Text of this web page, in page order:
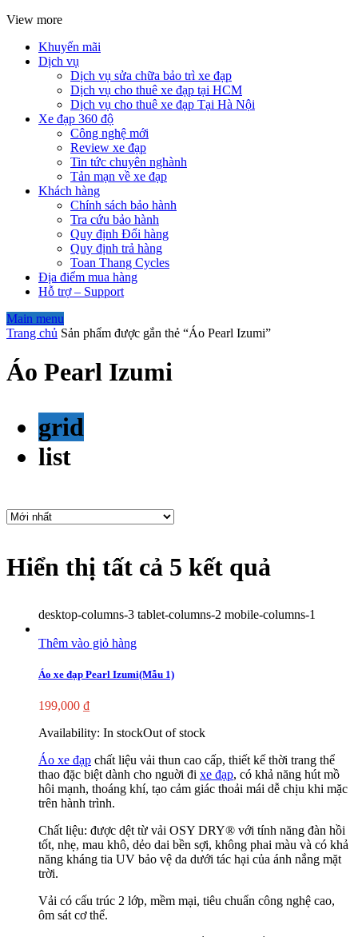
View more
Khuyến mãi
Dịch vụ
Dịch vụ sửa chữa bảo trì xe đạp
Dịch vụ cho thuê xe đạp tại HCM
Dịch vụ cho thuê xe đạp Tại Hà Nội
Xe đạp 360 độ
Công nghệ mới
Review xe đạp
Tin tức chuyên nghành
Tản mạn về xe đạp
Khách hàng
Chính sách bảo hành
Tra cứu bảo hành
Quy định Đổi hàng
Quy định trả hàng
Toan Thang Cycles
Địa điểm mua hàng
Hỗ trợ – Support
Main menu
Trang chủ Sản phẩm được gắn thẻ “Áo Pearl Izumi”
Áo Pearl Izumi
grid
list
Hiển thị tất cả 5 kết quả
desktop-columns-3 tablet-columns-2 mobile-columns-1
Thêm vào giỏ hàng
Áo xe đạp Pearl Izumi(Mẫu 1)
199,000 ₫
Availability: In stockOut of stock
Áo xe đạp chất liệu vải thun cao cấp, thiết kế thời trang thể
thao đặc biệt dành cho nguời đi xe đạp, có khả năng hút mồ
hôi mạnh, thoáng khí, tạo cảm giác thoải mái dễ chịu khi mặc
trên hành trình.
Chất liệu: được dệt từ vải OSY DRY® với tính năng đàn hồi
tốt, nhẹ, mau khô, dẻo dai bền sợi, không phai màu và có khả
năng kháng tia UV bảo vệ da dưới tác hại của ánh nắng mặt
trời.
Vải có cấu trúc 2 lớp, mềm mại, tiêu chuẩn công nghệ cao,
ôm sát cơ thể.